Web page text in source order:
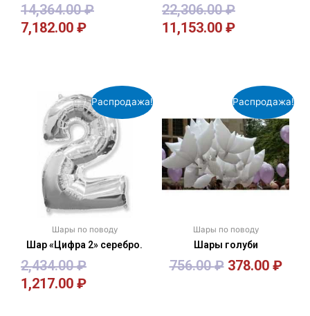
14,364.00₽
7,182.00 ₽
22,306.00₽
11,153.00 ₽
Распродажа!
Шары по поводу
Шар «Цифра 2» серебро.
2,434.00₽
1,217.00 ₽
Распродажа!
Шары по поводу
Шары голуби
756.00₽ 378.00 ₽